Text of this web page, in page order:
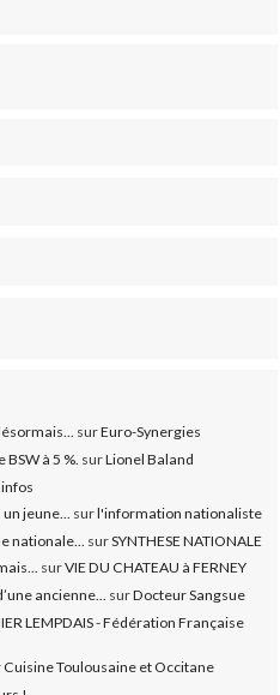
surEuro-Synergies
à 5 %. surLionel Baland
jeune... surl'information nationaliste
nationale...
surSYNTHESE NATIONALE
surVIE DU CHATEAU à FERNEY
ancienne... surDocteur Sangsue
LEMPDAIS - Fédération Française
Cuisine Toulousaine et Occitane